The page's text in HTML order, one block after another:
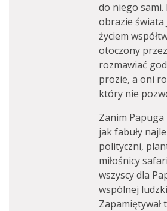
do niego sami.
obrazie świata
życiem
otoczony
rozmawiać
prozie, a oni
który nie
Zanim Papuga
jak fabuły
polityczni,
miłośnicy
wszyscy dla
wspólnej
Zapamiętywał